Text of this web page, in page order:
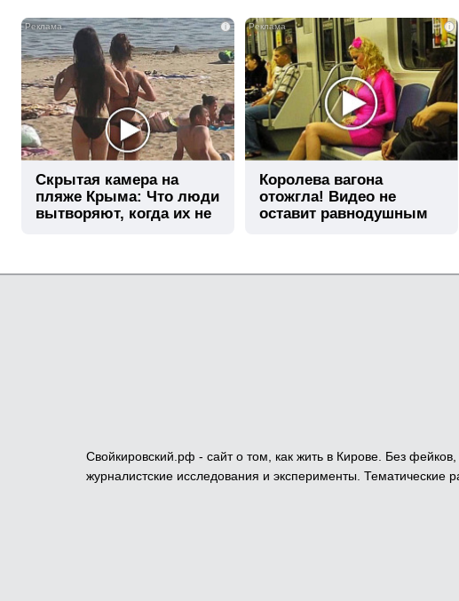
i
Скрытая камера на
пляже Крыма: Что люди
вытворяют, когда их не
i
Королева вагона
отожгла! Видео не
оставит равнодушным
Свойкировский.рф - сайт о том, как жить в Кирове. Без
журналистские исследования и эксперименты.